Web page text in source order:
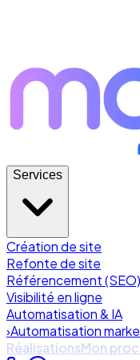
Services
Création de site
Refonte de site
Référencement (SEO)
Visibilité en ligne
Automatisation & IA
›Automatisation
RéalisationsMon